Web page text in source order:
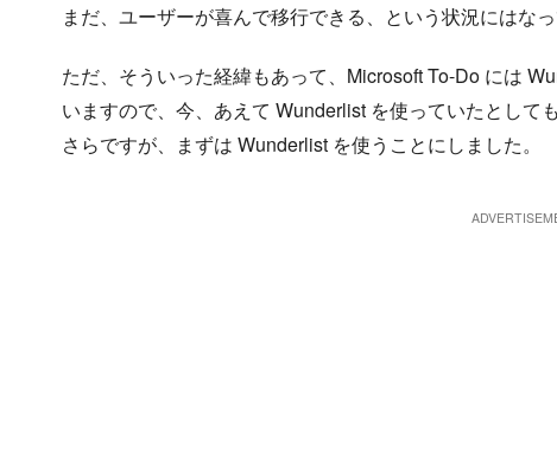
まだ、ユーザーが喜んで移行できる、という状況にはなっ
ただ、そういった経緯もあって、Microsoft To-Do には
いますので、今、あえて Wunderlist を使っていたとして
さらですが、まずは Wunderlist を使うことにしました。